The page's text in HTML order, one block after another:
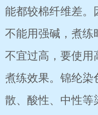
能都较棉纤维差。
不能用强碱，煮练
不宜过高，要使用
煮练效果。锦纶染
散、酸性、中性等